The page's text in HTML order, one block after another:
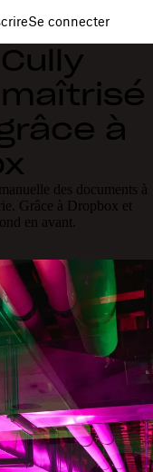
Se connecter
à
des documents à
Grâce à Dropbox et
en avant.